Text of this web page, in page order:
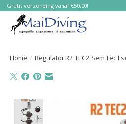
Gratis verzending vanaf €50,00!
Home / Regulator R2 TEC2 SemiTec I
Product image